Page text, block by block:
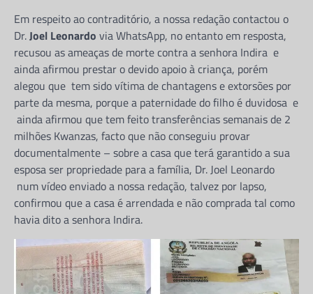
Em respeito ao contraditório, a nossa redação contactou o
Dr.Joel Leonardo via WhatsApp, no entanto em resposta,
recusou as ameaças de morte contra a senhora Indira e
ainda afirmou prestar o devido apoio à criança, porém
alegou que tem sido vítima de chantagens e extorsões por
parte da mesma, porque a paternidade do filho é duvidosa e
ainda afirmou que tem feito transferências semanais de 2
milhões Kwanzas, facto que não conseguiu provar
documentalmente – sobre a casa que terá garantido a sua
esposa ser propriedade para a família, Dr. Joel Leonardo
num vídeo enviado a nossa redação, talvez por lapso,
confirmou que a casa é arrendada e não comprada tal como
havia dito a senhora Indira.